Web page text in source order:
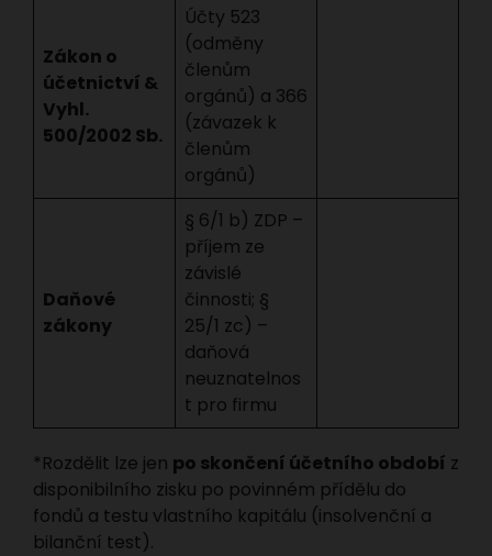
Zákon o
účetnictví &
Vyhl.
500/2002 Sb.
Účty 523
(odměny
členům
orgánů) a 366
(závazek k
členům
orgánů)
Daňové
zákony
§ 6/1 b) ZDP –
příjem ze
závislé
činnosti; §
25/1 zc) –
daňová
neuznatelnos
t pro firmu
*Rozdělit lze jen po skončení účetního období z
disponibilního zisku po povinném přídělu do
fondů a testu vlastního kapitálu (insolvenční a
bilanční test).